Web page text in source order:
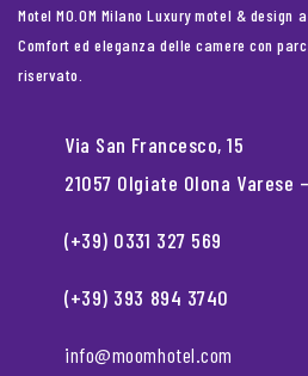
Motel MO.OM Milano Luxury motel & design
Comfort ed eleganza delle camere con
riservato.
Via San Francesco, 15
21057 Olgiate Olona Varese
(+39) 0331 327 569
(+39) 393 894 3740
info@moomhotel.com